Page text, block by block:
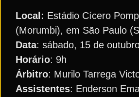
Local: Estádio Cícero
(Morumbi), em São Paulo
Data: sábado, 15 de
Horário: 9h
Árbitro: Murilo Tarrega
Assistentes: Enderson